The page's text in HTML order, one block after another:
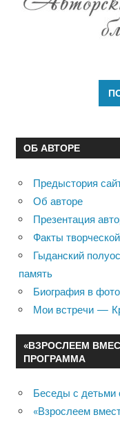
ОБ АВТОРЕ
Предыстория
Об авторе
Презентация
Факты
Гыданский
память
Биография в
Мои встречи —
«ВЗРОСЛЕЕМ
ПРОГРАММА
Беседы с детьми
«Взрослеем